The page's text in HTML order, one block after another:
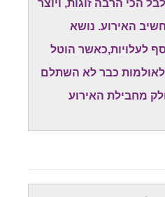
הכי הרבה זוגות, ויוצר
האירוע. נושא
לעלויות,כאשר הוטל
כבר לא השתלם
מחבילת האירוע